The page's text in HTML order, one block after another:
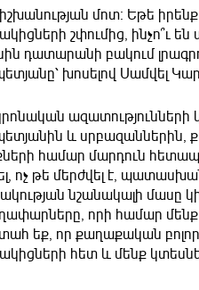
մոտ։ Եթե
շփումից, ինչո՞ւ
դատարանի բակում
խոսելով Սամվել
ազատությունների
և սրբազաններին,
համար մարդուն
ոչ թե մերժվել է,
նշանակալի մասը
որի համար մենք
եք, որ քաղաքական
հետ և մենք